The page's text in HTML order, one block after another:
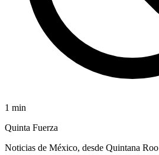
1 min
Quinta Fuerza
Noticias de México, desde Quintana Roo